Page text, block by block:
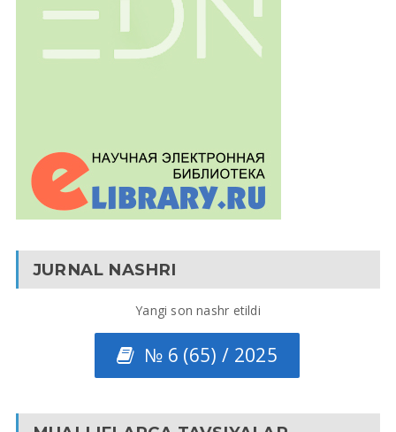
JURNAL NASHRI
Yangi son nashr etildi
№ 6 (65) / 2025